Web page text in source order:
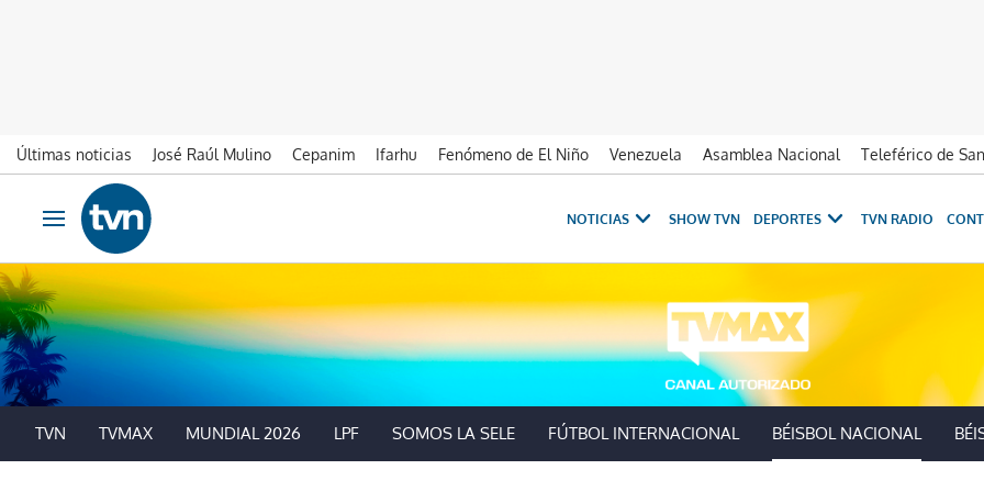
Últimas noticias José Raúl Mulino Cepanim Ifarhu Fenómeno de El Niño Venezuela Asamblea Nacional Teleférico de
Ir al contenido
Obrir navegació
NOTICIAS SHOW TVN DEPORTES TVN RADIO
TVN TVMAX MUNDIAL 2026 LPF SOMOS LA SELE FÚTBOL INTERNACIONAL BÉISBOL NACIONAL